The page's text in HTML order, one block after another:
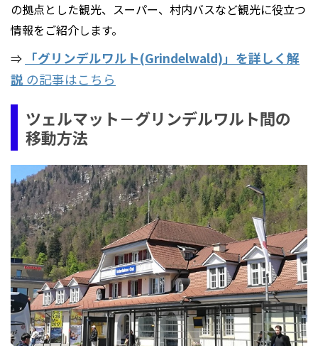
の拠点とした観光、スーパー、村内バスなど観光に役立つ
情報をご紹介します。
⇒
「グリンデルワルト(Grindelwald)」を詳しく解
説 の記事はこちら
ツェルマット－グリンデルワルト間の
移動方法